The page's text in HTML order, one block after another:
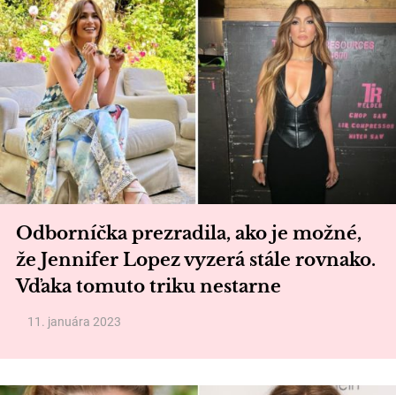
Odborníčka prezradila, ako je možné,
že Jennifer Lopez vyzerá stále rovnako.
Vďaka tomuto triku nestarne
11. januára 2023